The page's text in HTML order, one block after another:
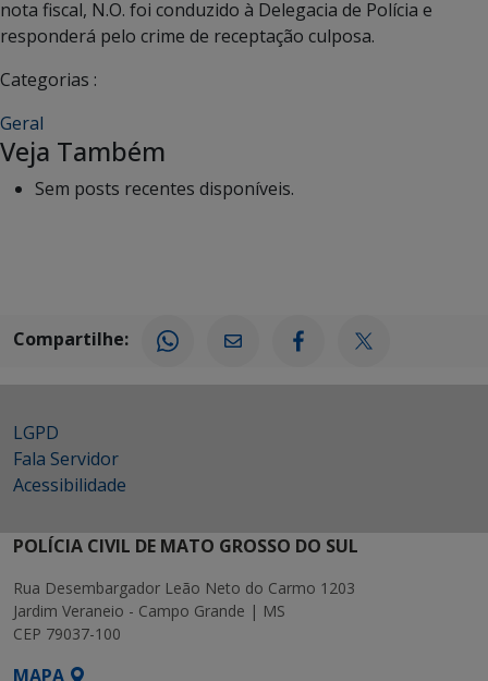
nota fiscal, N.O. foi conduzido à Delegacia de Polícia e
responderá pelo crime de receptação culposa.
Categorias :
Geral
Veja Também
Sem posts recentes disponíveis.
Compartilhe:
LGPD
Fala Servidor
Acessibilidade
POLÍCIA CIVIL DE MATO GROSSO DO SUL
Rua Desembargador Leão Neto do Carmo 1203
Jardim Veraneio - Campo Grande | MS
CEP 79037-100
MAPA